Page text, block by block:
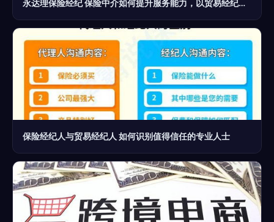
永达理保险经纪 保险中介如何提升服务能力，以贸易经纪为鉴
保险经纪人与贸易经纪人 如何识别值得信任的专业人士